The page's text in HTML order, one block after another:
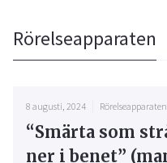
Rörelseapparaten
8 augusti, 2024 Rörelseapparaten
“Smärta som
ner i benet”